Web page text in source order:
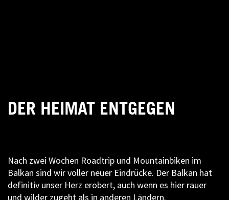
DER HEIMAT ENTGEGEN
Nach zwei Wochen Roadtrip und Mountainbiken im
Balkan sind wir voller neuer Eindrücke. Der Balkan hat
definitiv unser Herz erobert, auch wenn es hier rauer
und wilder zugeht als in anderen Ländern.